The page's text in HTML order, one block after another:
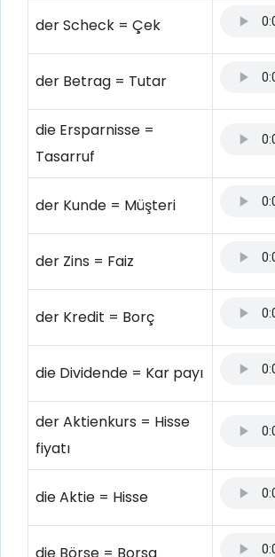
der Scheck = Çek
der Betrag = Tutar
die Ersparnisse =
Tasarruf
der Kunde = Müşteri
der Zins = Faiz
der Kredit = Borç
die Dividende = Kar payı
der Aktienkurs = Hisse
fiyatı
die Aktie = Hisse